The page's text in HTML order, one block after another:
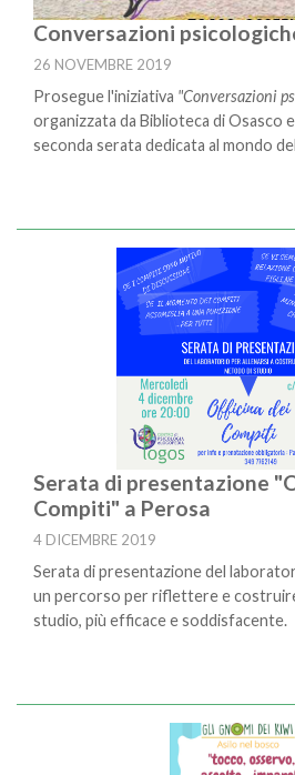
Conversazioni
26 NOVEMBRE 2019
Prosegue l'iniziativa "Conversazioni
organizzata da Biblioteca di Osasco
seconda serata dedicata al mondo
Serata di presentazione
Compiti" a Perosa
4 DICEMBRE 2019
Serata di presentazione del
un percorso per riflettere e
studio, più efficace e soddisfacente.